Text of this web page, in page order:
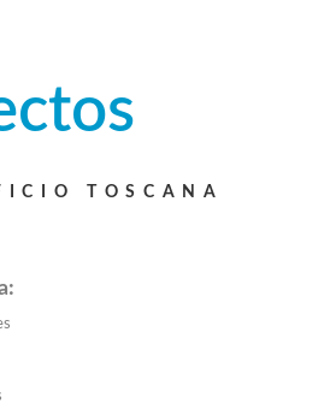
TOSCANA